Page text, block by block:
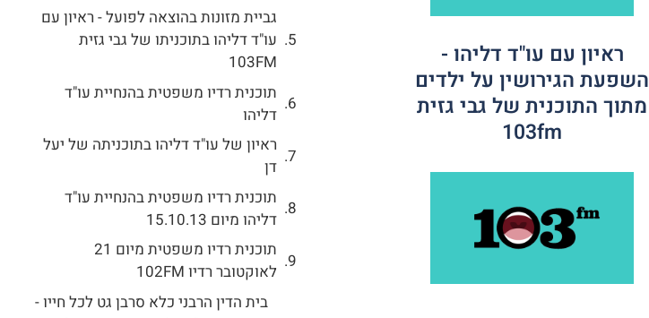
ראיון עם עו"ד דליהו -
השפעת הגירושין על ילדים
מתוך התוכנית של גבי גזית
103fm
גביית מזונות בהוצאה לפועל - ראיון עם
עו"ד דליהו בתוכניתו של גבי גזית
103FM
תוכנית רדיו משפטית בהנחיית עו"ד
דליהו
ראיון של עו"ד דליהו בתוכניתה של יעל
דן
תוכנית רדיו משפטית בהנחיית עו"ד
דליהו מיום 15.10.13
תוכנית רדיו משפטית מיום 21
לאוקטובר רדיו 102FM
בית הדין הרבני כלא סרבן גט לכל חייו -